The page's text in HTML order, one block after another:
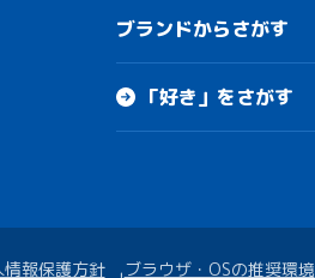
ブランドからさがす
「好き」をさがす
情報保護方針 ブラウザ・OSの推奨環境